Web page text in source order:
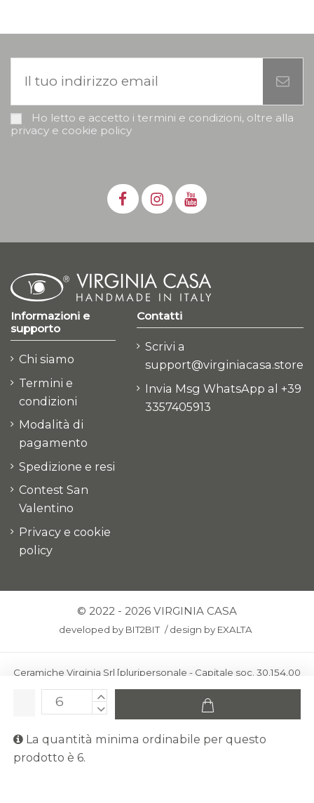
La quantità minima ordinabile per questo
prodotto è 6.
Ho letto e accetto i termini e condizioni, oltre alla
privacy e cookie policy
Informazioni e
supporto
Chi siamo
Termini e
condizioni
Modalità di
pagamento
Spedizione e resi
Contest San
Valentino
Privacy e cookie
policy
Contatti
Scrivi a
support@virginiacasa.store
Invia Msg WhatsApp al +39
3357405913
© 2022 - 2026 VIRGINIA CASA
developed by BIT2BIT /design by EXALTA
Ceramiche Virginia Srl [pluripersonale - Capitale soc. 30.154,00
euro i.v.] - Via Virginio 378 – 50025 Montespertoli, loc. Anselmo
ceramichevirginia@pec.it